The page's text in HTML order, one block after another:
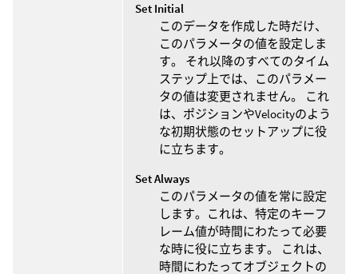
Set Initial
このデータを作成した時だけ、
このパラメータの値を設定しま
す。 それ以降のすべてのタイム
ステップ上では、このパラメー
タの値は変更されません。 これ
は、ポジションやVelocityのよう
な初期状態のセットアップに役
に立ちます。
Set Always
このパラメータの値を常に設定
します。これは、特定のキーフ
レーム値が時間にわたって必要
な時に役に立ちます。 これは、
時間にわたってオブジェクトの